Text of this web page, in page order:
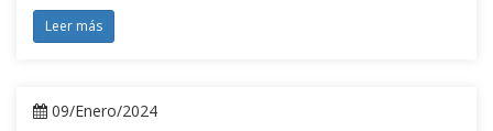
Leer más
09/Enero/2024